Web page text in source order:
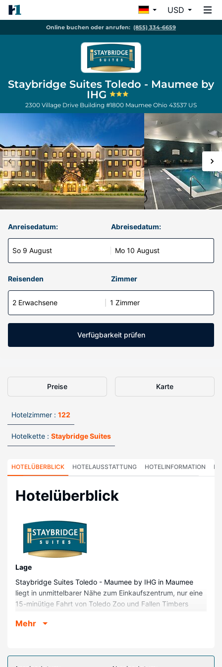
USD
Online buchen oder anrufen: (855) 334-6659
Staybridge Suites Toledo - Maumee by
IHG
2300 Village Drive Building #1800 Maumee Ohio 43537 US
Anreisedatum:
So 9 August
Abreisedatum:
Mo 10 August
Reisenden Zimmer
2 Erwachsene 1 Zimmer
Verfügbarkeit prüfen
Preise Karte
Hotelzimmer : 122
Hotelkette : Staybridge Suites
HOTELÜBERBLICK HOTELAUSSTATTUNG HOTELINFORMATION
Hotelüberblick
Lage
Staybridge Suites Toledo - Maumee by IHG in Maumee
liegt in unmittelbarer Nähe zum Einkaufszentrum, nur eine
15-minütige Fahrt von Toledo Zoo und Fallen Timbers
Battlefield und 2,2 km von Fallen Timbers State Memorial
Mehr